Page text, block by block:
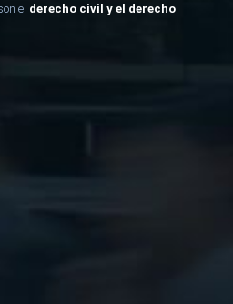
el derecho civil y el derecho